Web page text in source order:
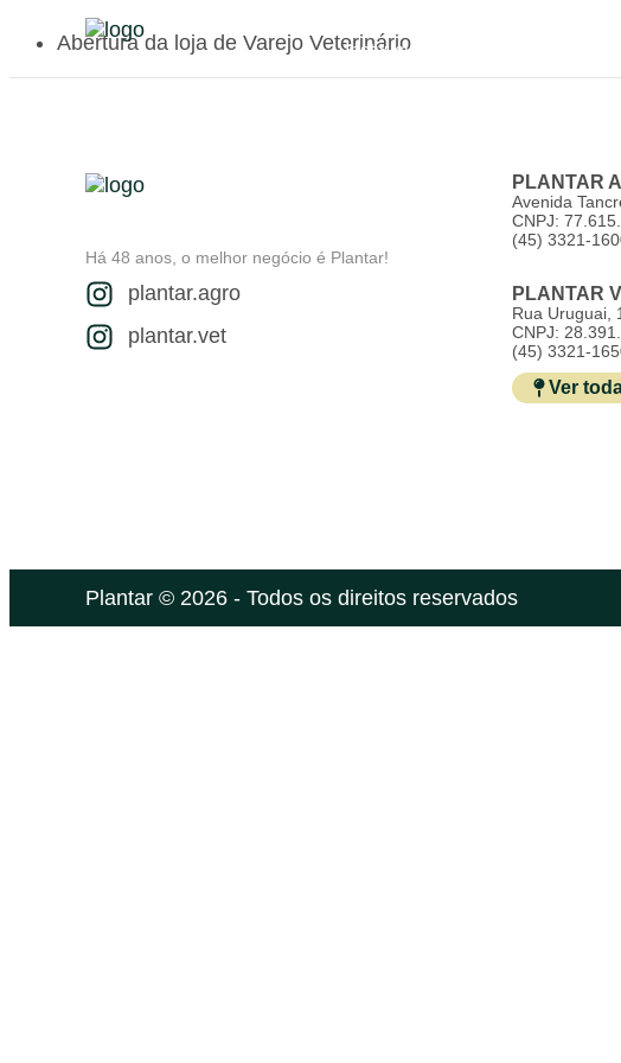
Institucional
Abertura da loja de Varejo Veterinário
Há 48 anos, o melhor negócio é Plantar!
plantar.agro
plantar.vet
PLANTAR
Avenida
CNPJ:
(45) 3321-
PLANTAR
Rua Uruguai,
CNPJ:
(45) 3321-
Ver
Plantar © 2026 - Todos os direitos reservados